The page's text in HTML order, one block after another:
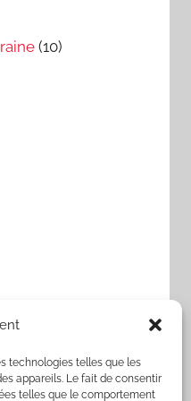
technologies telles que les
appareils. Le fait de consentir
telles que le comportement
(10)
(3)